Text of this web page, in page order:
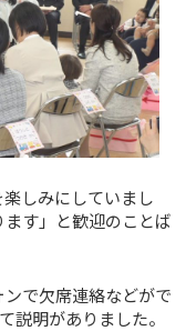
しみにしていまし
す」と歓迎のことば
で欠席連絡などがで
説明がありました。